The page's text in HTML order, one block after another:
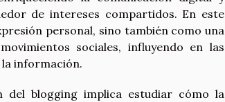
de intereses compartidos. En este
personal, sino también como una
sociales, influyendo en las
la información.
del blogging implica estudiar cómo la